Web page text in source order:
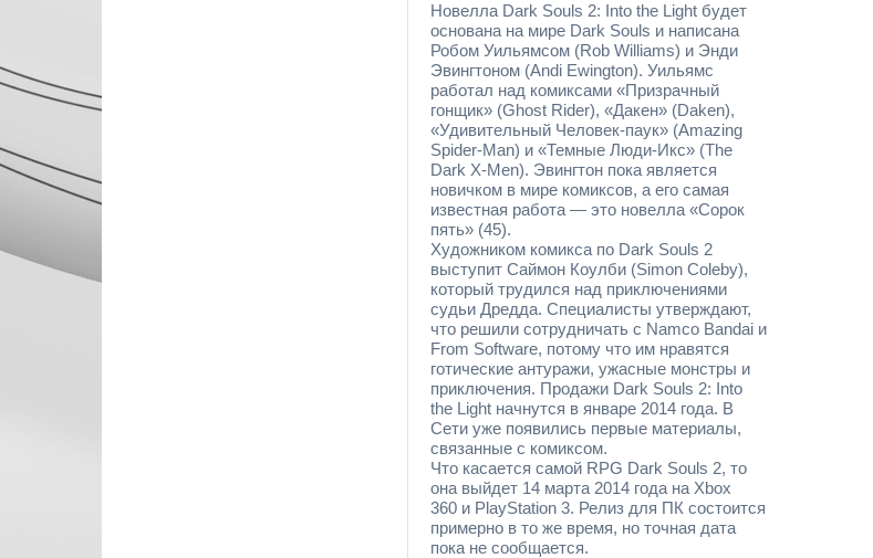
Новелла Dark Souls 2: Into the Light будет
основана на мире Dark Souls и написана
Робом Уильямсом (Rob Williams) и Энди
Эвингтоном (Andi Ewington). Уильямс
работал над комиксами «Призрачный
гонщик» (Ghost Rider), «Дакен» (Daken),
«Удивительный Человек-паук» (Amazing
Spider-Man) и «Темные Люди-Икс» (The
Dark X-Men). Эвингтон пока является
новичком в мире комиксов, а его самая
известная работа — это новелла «Сорок
пять» (45).
Художником комикса по Dark Souls 2
выступит Саймон Коулби (Simon Coleby),
который трудился над приключениями
судьи Дредда. Специалисты утверждают,
что решили сотрудничать с Namco Bandai и
From Software, потому что им нравятся
готические антуражи, ужасные монстры и
приключения. Продажи Dark Souls 2: Into
the Light начнутся в январе 2014 года. В
Сети уже появились первые материалы,
связанные с комиксом.
Что касается самой RPG Dark Souls 2, то
она выйдет 14 марта 2014 года на Xbox
360 и PlayStation 3. Релиз для ПК состоится
примерно в то же время, но точная дата
пока не сообщается.